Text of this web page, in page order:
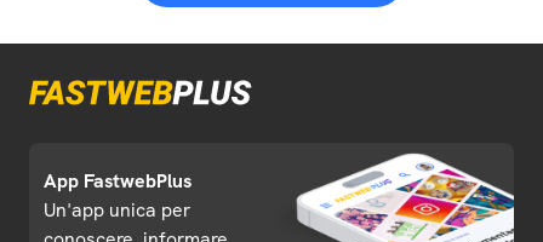
App FastwebPlus
Un'app unica per